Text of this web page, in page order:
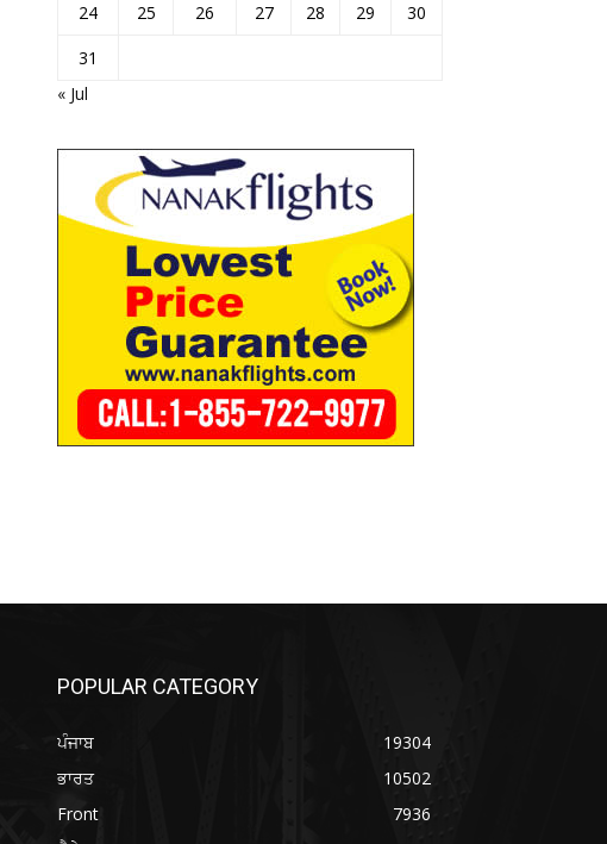
24
25 26 27 28 29
30
31
« Jul
POPULAR CATEGORY
ਪੰਜਾਬ
19304
ਭਾਰਤ
10502
Front
7936